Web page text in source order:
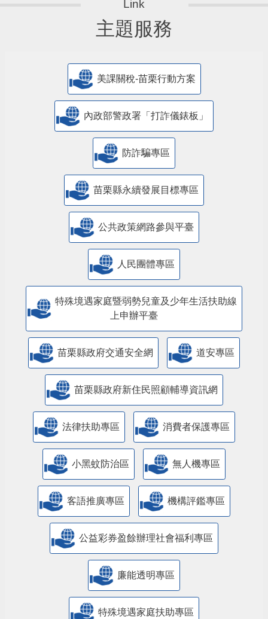
主題服務
美課關稅-苗栗行動方案
內政部警政署「打詐儀錶板」
防詐騙專區
苗栗縣永續發展目標專區
公共政策網路參與平臺
人民團體專區
特殊境遇家庭暨弱勢兒童及少年生活扶助線
上申辦平臺
苗栗縣政府交通安全網 道安專區
苗栗縣政府新住民照顧輔導資訊網
法律扶助專區 消費者保護專區
小黑蚊防治區 無人機專區
客語推廣專區 機構評鑑專區
公益彩券盈餘辦理社會福利專區
廉能透明專區
特殊境遇家庭扶助專區